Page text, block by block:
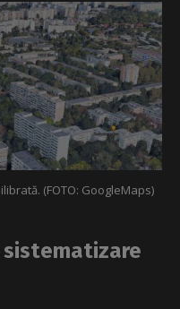
(FOTO: GoogleMaps)
sistematizare